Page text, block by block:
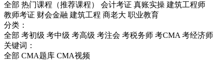
全部 热门课程（推荐课程） 会计考证 真账实操 建筑工程师
教师考证 财会金融 建筑工程 商老大 职业教育
分类：
全部 考初级 考中级 考高级 考注会 考税务师 考CMA 考经济师
关键词：
全部 CMA题库 CMA视频